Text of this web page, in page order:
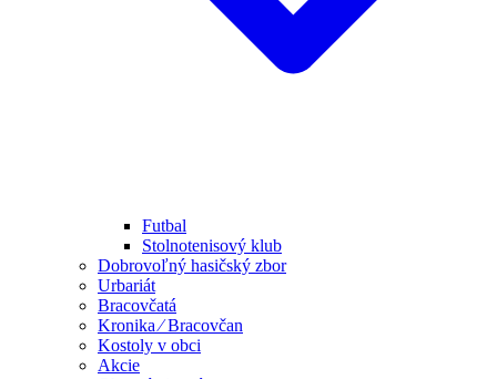
Futbal
Stolnotenisový klub
Dobrovoľný hasičský zbor
Urbariát
Bracovčatá
Kronika ⁄ Bracovčan
Kostoly v obci
Akcie